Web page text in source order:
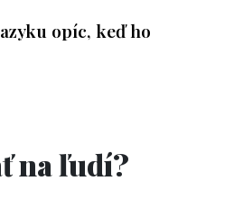
opíc, keď ho
na ľudí?